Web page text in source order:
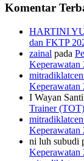
Komentar
HARTINI
dan FKTP
zainal pada
Keperawatan
Keperawatan
I Wayan
Trainer
Keperawatan
ni luh subudi
Keperawatan